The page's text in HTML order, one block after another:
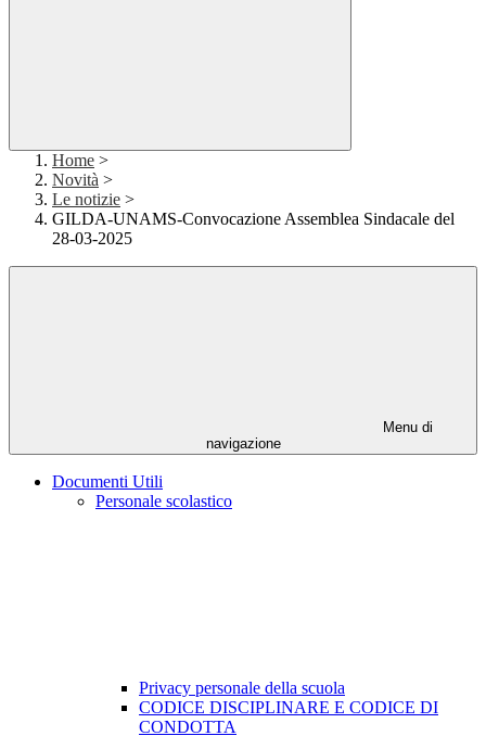
Home >
Novità >
Le notizie >
GILDA-UNAMS-Convocazione Assemblea Sindacale del
28-03-2025
Menu di
navigazione
Documenti Utili
Personale scolastico
Privacy personale della scuola
CODICE DISCIPLINARE E CODICE DI
CONDOTTA